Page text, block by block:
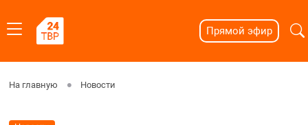
Прямой эфир
На главную Новости